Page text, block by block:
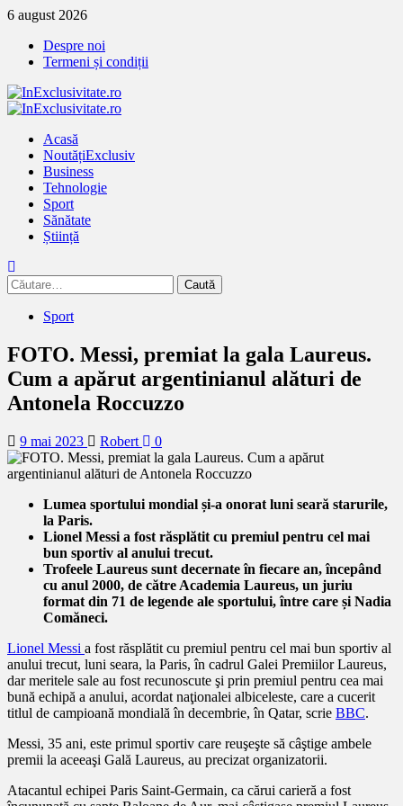
Treci
continut
6 august 2026
Despre noi
Termeni și condiții
Primary
Acasă
NoutățiExclusiv
Business
Tehnologie
Sport
Sănătate
Știință
Caută
după:
Sport
FOTO. Messi, premiat la gala Laureus.
Cum a apărut argentinianul alături de
Antonela Roccuzzo
9 mai 2023 Robert 0
Lumea sportului mondial și-a onorat luni seară starurile,
la Paris.
Lionel Messi a fost răsplătit cu premiul pentru cel mai
bun sportiv al anului trecut.
Trofeele Laureus sunt decernate în fiecare an, începând
cu anul 2000, de către Academia Laureus, un juriu
format din 71 de legende ale sportului, între care și Nadia
Comăneci.
Lionel Messi a fost răsplătit cu premiul pentru cel mai bun sportiv al
anului trecut, luni seara, la Paris, în cadrul Galei Premiilor Laureus,
dar meritele sale au fost recunoscute şi prin premiul pentru cea mai
bună echipă a anului, acordat naţionalei albiceleste, care a cucerit
titlul de campioană mondială în decembrie, în Qatar, scrie BBC.
Messi, 35 ani, este primul sportiv care reuşeşte să câştige ambele
premii la aceeaşi Gală Laureus, au precizat organizatorii.
Atacantul echipei Paris Saint-Germain, ca cărui carieră a fost